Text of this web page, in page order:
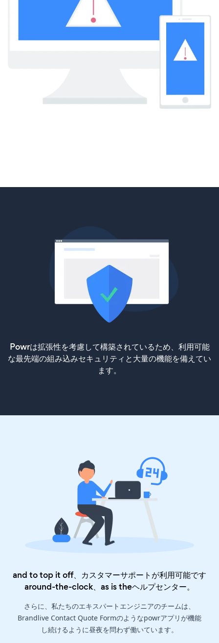
Powrは拡張性を考慮して構築されているため、利用可能
な最先端の組み込みセキュリティと大量の機能を備えてい
ます。
and to top it off、カスタマーサポートが利用可能です
around-the-clock、as is theヘルプセンター。
さらに、私たちのエキスパートエンジニアのチームは、
Brandlive Contact Quote Formのようなpowrアプリが機能
し続けるように昼夜を問わず働いています。